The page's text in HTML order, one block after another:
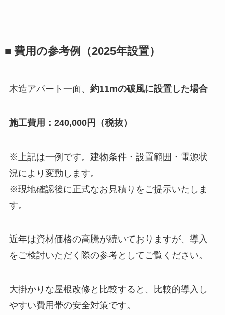
■ 費用の参考例（2025年設置）
木造アパート一面、 約11mの破風に設置した場合
施工費用：240,000円（税抜）
※上記は一例です。建物条件・設置範囲・電源状
況により変動します。
※現地確認後に正式なお見積りをご提示いたしま
す。
近年は資材価格の高騰が続いておりますが、導入
をご検討いただく際の参考としてご覧ください。
大掛かりな屋根改修と比較すると、比較的導入し
やすい費用帯の安全対策です。